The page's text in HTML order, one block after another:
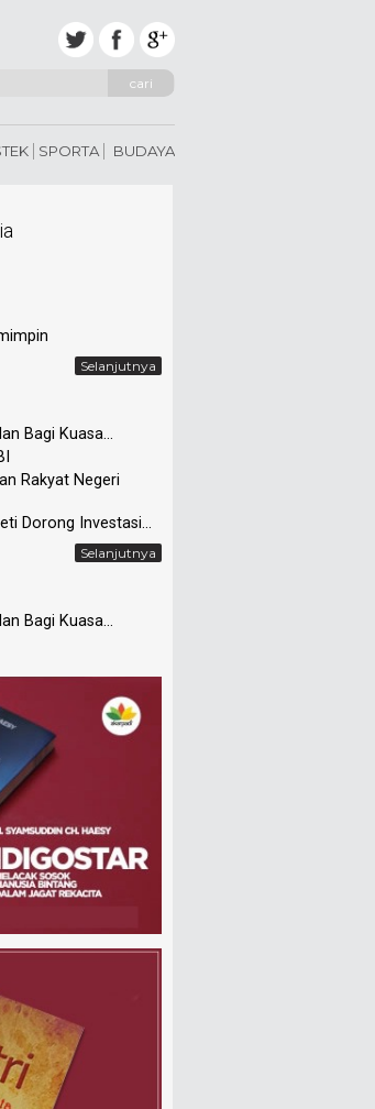
cari
SPORTA BUDAYA
Selanjutnya
Bagi Kuasa...
Rakyat Negeri
Dorong Investasi...
Selanjutnya
Bagi Kuasa...